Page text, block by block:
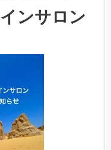
ンサロン